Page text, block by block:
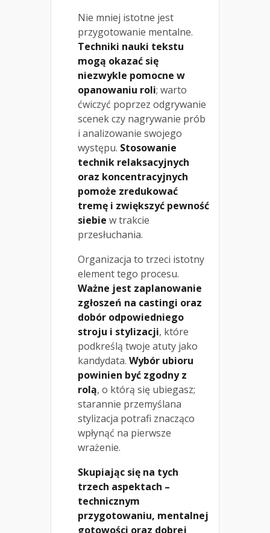
Nie mniej istotne jest
przygotowanie mentalne.
Techniki nauki tekstu
mogą okazać się
niezwykle pomocne w
opanowaniu roli; warto
ćwiczyć poprzez odgrywanie
scenek czy nagrywanie prób
i analizowanie swojego
występu. Stosowanie
technik relaksacyjnych
oraz koncentracyjnych
pomoże zredukować
tremę i zwiększyć pewność
siebie w trakcie
przesłuchania.
Organizacja to trzeci istotny
element tego procesu.
Ważne jest zaplanowanie
zgłoszeń na castingi oraz
dobór odpowiedniego
stroju i stylizacji, które
podkreślą twoje atuty jako
kandydata. Wybór ubioru
powinien być zgodny z
rolą, o którą się ubiegasz;
starannie przemyślana
stylizacja potrafi znacząco
wpłynąć na pierwsze
wrażenie.
Skupiając się na tych
trzech aspektach –
technicznym
przygotowaniu, mentalnej
gotowości oraz dobrej